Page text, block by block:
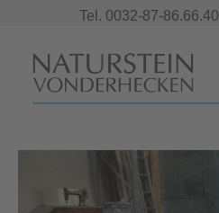
Tel. 0032-87-86.66.40